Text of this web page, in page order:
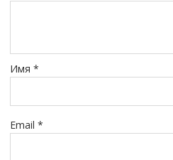
Имя *
Email *